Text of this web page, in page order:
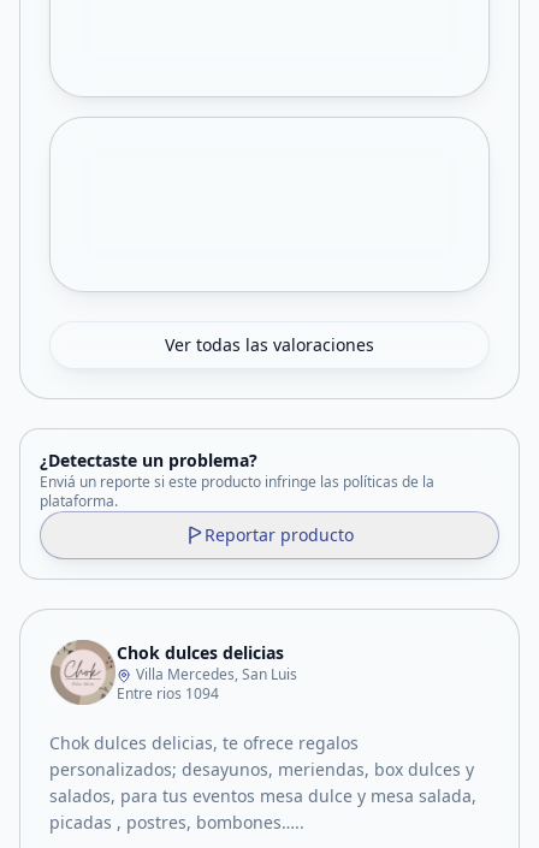
Ver todas las valoraciones
¿Detectaste un problema?
Enviá un reporte si este producto infringe las políticas de la
plataforma.
Reportar producto
Chok dulces delicias
Villa Mercedes, San Luis
Entre rios 1094
Chok dulces delicias, te ofrece regalos
personalizados; desayunos, meriendas, box dulces y
salados, para tus eventos mesa dulce y mesa salada,
picadas , postres, bombones…..